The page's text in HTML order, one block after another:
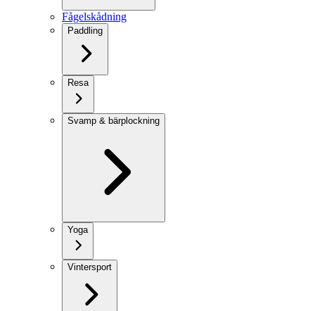
Fågelskådning
Paddling
Resa
Svamp & bärplockning
Yoga
Vintersport